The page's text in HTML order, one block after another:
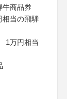
商品券
当の飛騨
1万円相当